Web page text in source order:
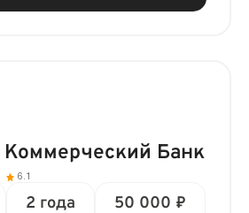
Коммерческий Банк
6.1
2 года 50 000 ₽